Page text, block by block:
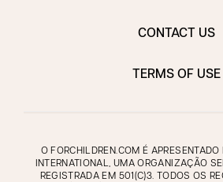
CONTACT US
TERMS OF USE
O FORCHILDREN.COM É
INTERNATIONAL, UMA ORGANIZAÇÃO
REGISTRADA EM 501(C)3. TODOS OS